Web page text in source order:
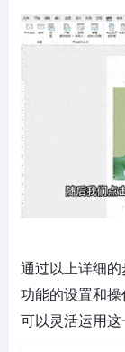
通过以上详细
功能的设置和
可以灵活运用这